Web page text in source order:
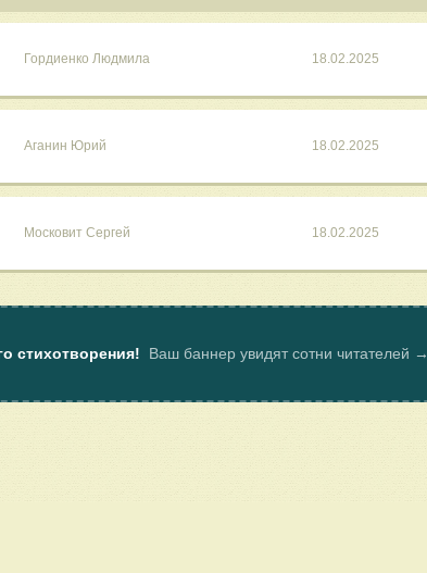
Гордиенко Людмила 18.02.2025
Аганин Юрий 18.02.2025
Московит Сергей 18.02.2025
стихотворения! Ваш баннер увидят сотни читателей →